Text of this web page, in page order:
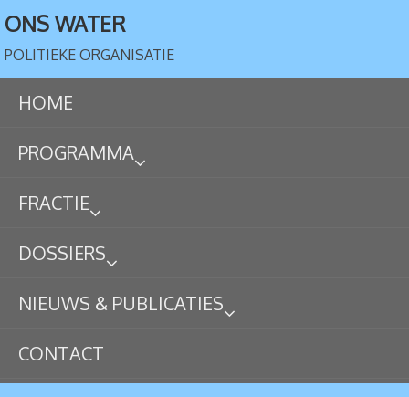
ONS WATER
POLITIEKE ORGANISATIE
HOME
PROGRAMMA
FRACTIE
DOSSIERS
NIEUWS & PUBLICATIES
CONTACT